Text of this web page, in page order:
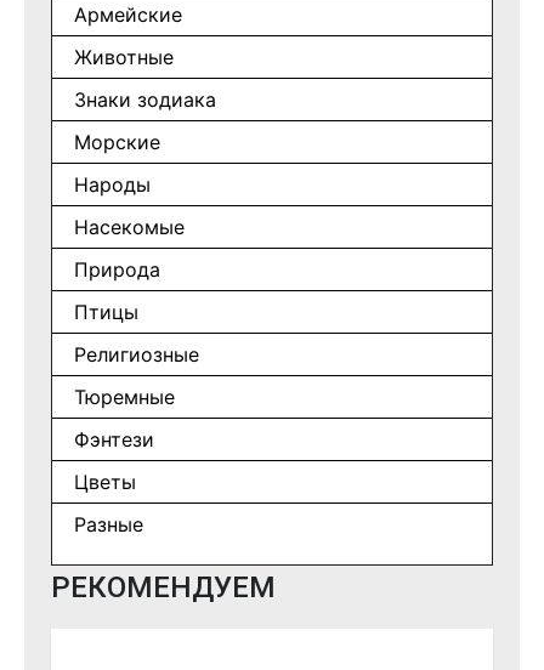
Армейские
Животные
Знаки зодиака
Морские
Народы
Насекомые
Природа
Птицы
Религиозные
Тюремные
Фэнтези
Цветы
Разные
РЕКОМЕНДУЕМ